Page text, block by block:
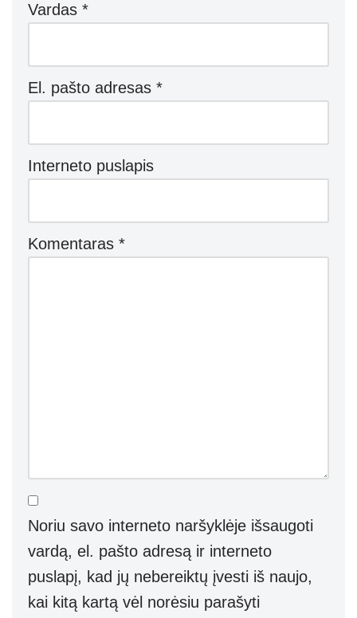
Vardas *
El. pašto adresas *
Interneto puslapis
Komentaras *
Noriu savo interneto naršyklėje išsaugoti
vardą, el. pašto adresą ir interneto
puslapį, kad jų nebereiktų įvesti iš naujo,
kai kitą kartą vėl norėsiu parašyti